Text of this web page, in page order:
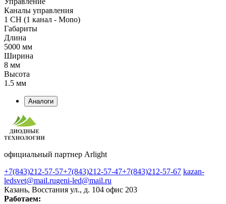
Каналы управления
1 CH (1 канал - Mono)
Габариты
Длина
5000 мм
Ширина
8 мм
Высота
1.5 мм
Аналоги
официальный партнер Arlight
+7(843)212-57-57+7(843)212-57-47+7(843)212-57-67 kazan-
ledsvet@mail.rugeni-led@mail.ru
Казань, Восстания ул., д. 104 офис 203
Работаем: